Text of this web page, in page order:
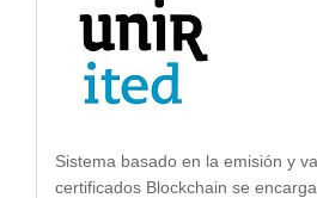
Sistema basado en la emisión y
certificados Blockchain se